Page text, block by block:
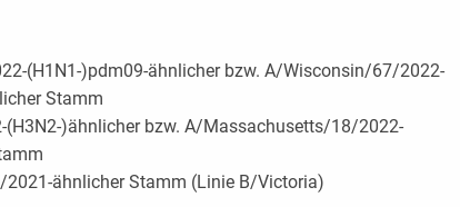
(H1N1-)pdm09-ähnlicher bzw. A/Wisconsin/67/2022-
Stamm
)ähnlicher bzw. A/Massachusetts/18/2022-
ähnlicher Stamm (Linie B/Victoria)